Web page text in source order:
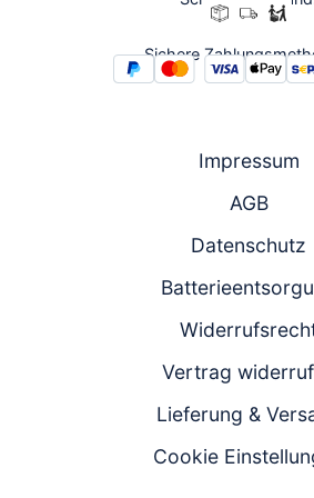
17:00 und
16:00
Sichere
Impressum
AGB
Datenschutz
Vertrag
Lieferung &
Cookie